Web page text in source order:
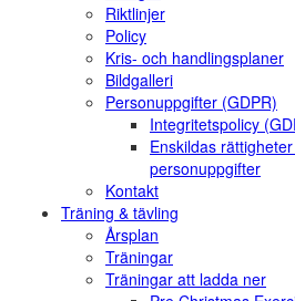
Riktlinjer
Policy
Kris- och handlingsplaner
Bildgalleri
Personuppgifter (GDPR)
Integritetspolicy
Enskildas
personuppgifter
Kontakt
Träning & tävling
Årsplan
Träningar
Träningar att ladda ner